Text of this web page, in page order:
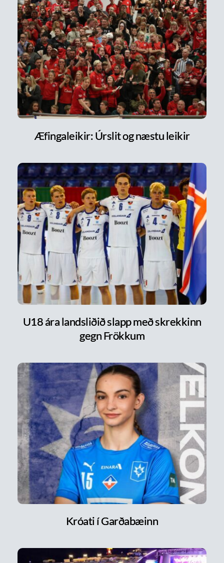
Æfingaleikir: Úrslit og næstu leikir
U18 ára landsliðið slapp með skrekkinn
gegn Frökkum
Króati í Garðabæinn